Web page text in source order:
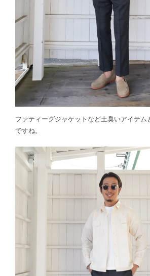
ファティーグジャケットなど土臭いアイテム
ですね。